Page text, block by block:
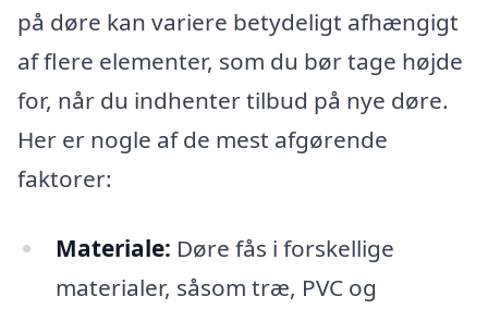
på døre kan variere betydeligt afhængigt
af flere elementer, som du bør tage højde
for, når du indhenter tilbud på nye døre.
Her er nogle af de mest afgørende
faktorer:
Materiale: Døre fås i forskellige
materialer, såsom træ, PVC og